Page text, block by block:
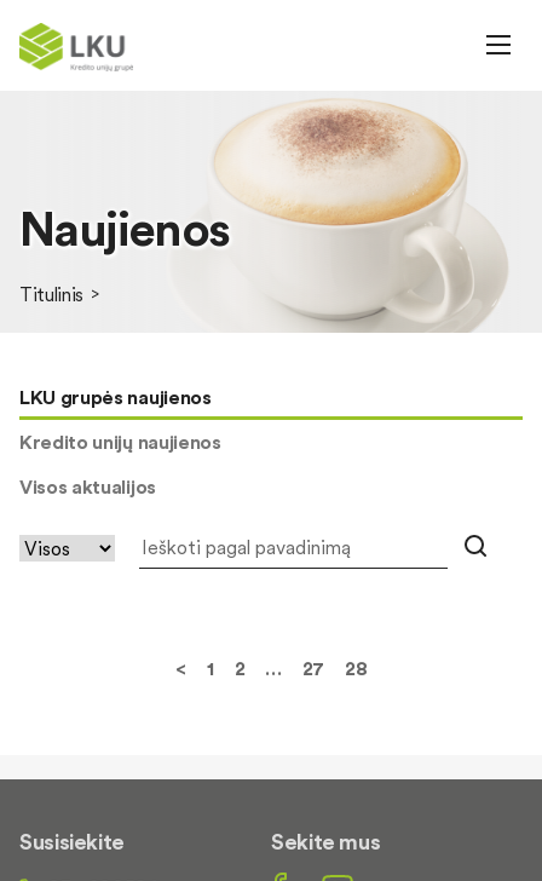
Naujienos
Titulinis
LKU grupės naujienos
Kredito unijų naujienos
Visos aktualijos
< 1 2 … 27 28
Susisiekite Sekite mus